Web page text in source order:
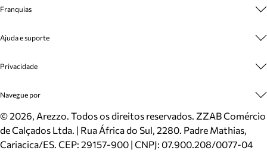
Cashback
Venda Corporativa
Mapa do Site
Inverno
Mundo Arezzo
Franquias
Plano de Negócio
Ajuda e suporte
Cadastro
Meus Pedidos
Trocas e Devoluções
Cartão Presente
Localizador de lojas
Privacidade
Politica e Privacidade
Navegue por
Sapatos
Bolsas
Scarpins
©2026, Arezzo. Todos os direitos reservados. ZZAB Comércio
de Calçados Ltda. | Rua África do Sul, 2280. Padre Mathias,
Cariacica/ES. CEP: 29157-900 | CNPJ: 07.900.208/0077-04